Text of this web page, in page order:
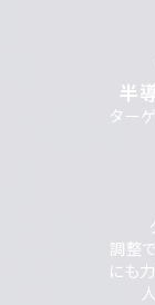
半
ター
調整
にも